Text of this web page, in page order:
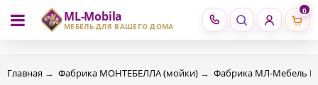
ML-Mobila
МЕБЕЛЬ ДЛЯ ВАШЕГО ДОМА
0
RU RO
Главная → Фабрика МОНТЕБЕЛЛА (мойки) → Фабрика МЛ-Мебель